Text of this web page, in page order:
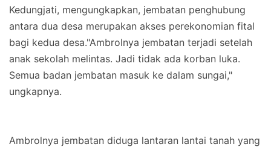
Kedungjati, mengungkapkan, jembatan penghubung
antara dua desa merupakan akses perekonomian fital
bagi kedua desa."Ambrolnya jembatan terjadi setelah
anak sekolah melintas. Jadi tidak ada korban luka.
Semua badan jembatan masuk ke dalam sungai,"
ungkapnya.
Ambrolnya jembatan diduga lantaran lantai tanah yang